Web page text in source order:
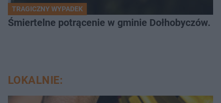
TRAGICZNY WYPADEK
Śmiertelne potrącenie w gminie Dołhobyczów.
LOKALNIE: